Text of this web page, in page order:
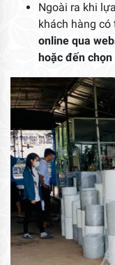
Ngoài ra khi
khách hàng
online qua
hoặc đến